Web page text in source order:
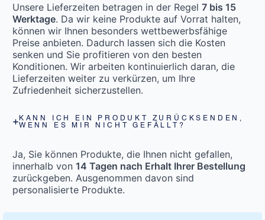
Unsere Lieferzeiten betragen in der Regel 7 bis 15
Werktage. Da wir keine Produkte auf Vorrat halten,
können wir Ihnen besonders wettbewerbsfähige
Preise anbieten. Dadurch lassen sich die Kosten
senken und Sie profitieren von den besten
Konditionen. Wir arbeiten kontinuierlich daran, die
Lieferzeiten weiter zu verkürzen, um Ihre
Zufriedenheit sicherzustellen.
KANN ICH EIN PRODUKT ZURÜCKSENDEN,
WENN ES MIR NICHT GEFÄLLT?
Ja, Sie können Produkte, die Ihnen nicht gefallen,
innerhalb von 14 Tagen nach Erhalt Ihrer Bestellung
zurückgeben. Ausgenommen davon sind
personalisierte Produkte.